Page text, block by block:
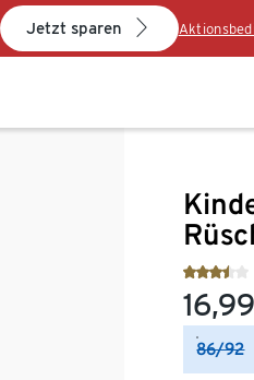
Jetzt sparen
16,99
86/92